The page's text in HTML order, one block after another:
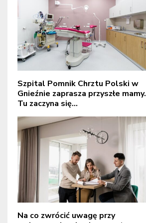
Szpital Pomnik Chrztu Polski w
Gnieźnie zaprasza przyszłe mamy.
Tu zaczyna się...
Na co zwrócić uwagę przy